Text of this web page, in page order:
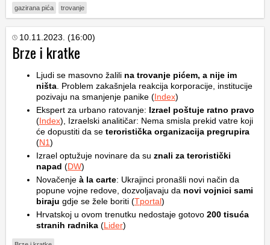
gazirana pića trovanje
10.11.2023. (16:00)
Brze i kratke
Ljudi se masovno žalili na trovanje pićem, a nije im
ništa . Problem zakašnjela reakcija korporacije, institucije
pozivaju na smanjenje panike (Index)
Ekspert za urbano ratovanje: Izrael poštuje ratno pravo
(Index), Izraelski analitičar: Nema smisla prekid vatre koji
će dopustiti da se teroristička organizacija pregrupira
(N1)
Izrael optužuje novinare da su znali za teroristički
napad (DW)
Novačenje à la carte: Ukrajinci pronašli novi način da
popune vojne redove, dozvoljavaju da novi vojnici sami
biraju gdje se žele boriti (Tportal)
Hrvatskoj u ovom trenutku nedostaje gotovo 200 tisuća
stranih radnika (Lider)